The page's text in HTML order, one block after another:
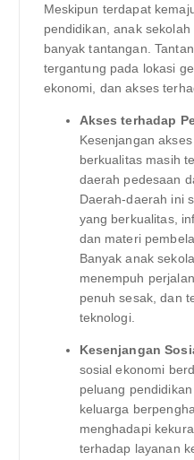
Meskipun terdapat
pendidikan, anak
banyak tantangan.
tergantung pada lokasi
ekonomi, dan akses
Akses terhadap
Kesenjangan
berkualitas masih
daerah pedesaan
Daerah-daerah ini
yang berkualitas,
dan materi
Banyak anak
menempuh
penuh sesak, dan
teknologi.
Kesenjangan
sosial ekonomi
peluang
keluarga
menghadapi
terhadap layanan